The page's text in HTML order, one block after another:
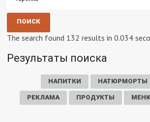
The search found 132 results in 0.034
Результаты поиска
НАТЮРМОРТЫ
НАПИТКИ
ПРОДУКТЫ
РЕКЛАМА